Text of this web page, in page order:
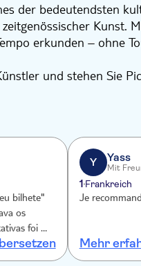
der bedeutendsten
Kunst.
erkunden – ohne
und stehen Sie
Geschichte. Bei Ihrem
weiterer
spanischer und
Museums, die
Geschichte
zu bewundern,
zur Dauerausstellung
perfekte Gelegenheit,
oder einfach
bilhete"
os
foi o
Y Yass
Mit
1Frankreich
Je
Mehr